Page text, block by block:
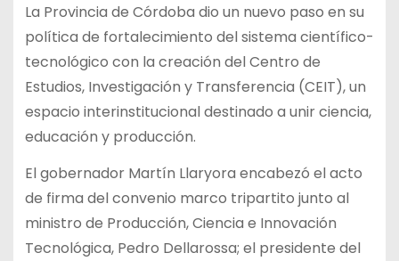
La Provincia de Córdoba dio un nuevo paso en su
política de fortalecimiento del sistema científico-
tecnológico con la creación del Centro de
Estudios, Investigación y Transferencia (CEIT), un
espacio interinstitucional destinado a unir ciencia,
educación y producción.
El gobernador Martín Llaryora encabezó el acto
de firma del convenio marco tripartito junto al
ministro de Producción, Ciencia e Innovación
Tecnológica, Pedro Dellarossa; el presidente del